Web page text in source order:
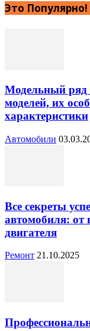
Это Популярно!
Модельный ряд
моделей, их
характеристики
Автомобили
Все секреты
автомобиля: от
двигателя
Ремонт 21.10.2025